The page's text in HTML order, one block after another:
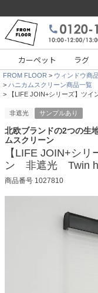
カーペット ラグ
FROM FLOOR ウィンドウ商
ハニカムスクリーン商品一覧
【LIFE JOIN+シリーズ】ツ
非遮光 サンプルあり
北欧ブランドの2つの生
ムスクリーン
【LIFE JOIN+シ
ン 非遮光 Twin
商品番号 1027810